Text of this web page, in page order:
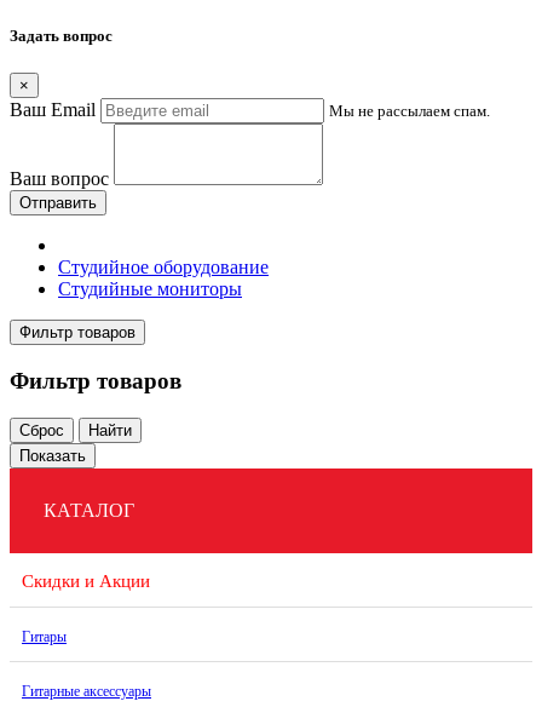
Задать вопрос
×
Ваш Email Мы не рассылаем спам.
Ваш вопрос
Отправить
Студийное оборудование
Студийные мониторы
Фильтр товаров
Фильтр товаров
Сброс
Найти
Показать
КАТАЛОГ
Скидки и Акции
Гитары
Гитарные аксессуары